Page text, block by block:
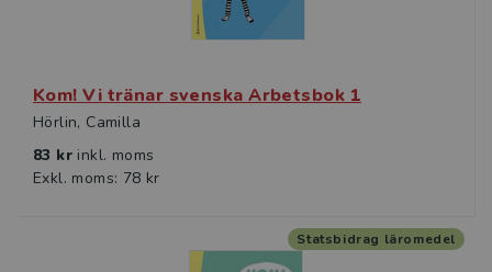
Kompetensutveckling
Organisation och ledning
Jobba hos oss
Kom! Vi tränar svenska Arbetsbok 1
Hörlin, Camilla
83 kr inkl. moms
Exkl. moms: 78 kr
Statsbidrag läromedel